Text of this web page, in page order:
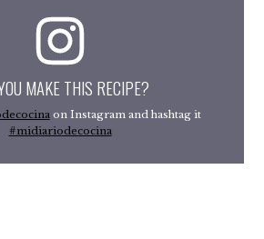
MAKE THIS RECIPE?
on Instagram and hashtag it
#midiariodecocina